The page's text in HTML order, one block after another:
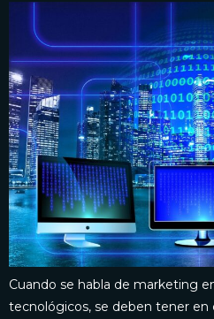
Cuando se habla de marketing
tecnológicos, se deben tener en